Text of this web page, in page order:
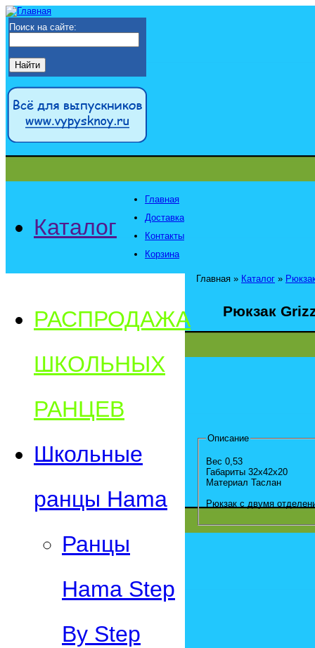
Поиск на сайте:
Каталог
Главная
Доставка
Контакты
Корзина
РАСПРОДАЖА
ШКОЛЬНЫХ
РАНЦЕВ
Школьные
ранцы Hama
Ранцы
Hama Step
By Step
Главная » Каталог »
Рюкзак
Описание
Вес 0,53
Габариты 32х42х20
Материал Таслан
Рюкзак с двумя